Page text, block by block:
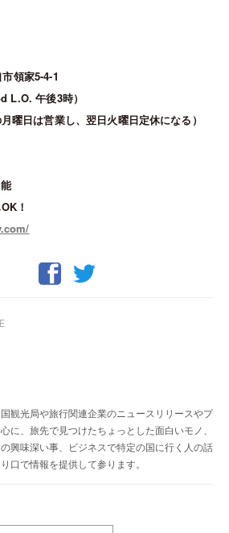
領家5-4-1
L.O. 午後3時）
曜日は営業し、翌日火曜日定休になる）
！
観光局や旅行関連企業のニュースリリースやプ
に、旅先で見つけたちょっとした面白いモノ、
興味深い事、ビジネスで特定の国に行く人の話
口で情報を提供して参ります。